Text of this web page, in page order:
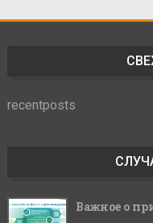
recentposts
Важное о